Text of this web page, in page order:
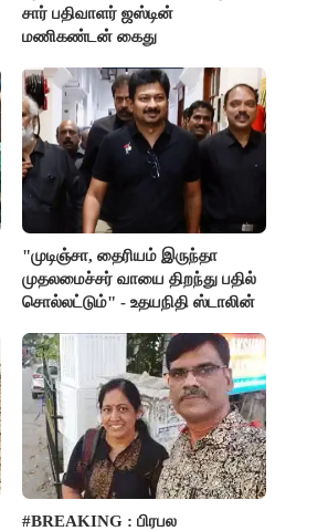
சார் பதிவாளர் ஜஸ்டின்
மணிகண்டன் கைது
"முடிஞ்சா, தைரியம் இருந்தா
முதலமைச்சர் வாயை திறந்து பதில்
சொல்லட்டும்" - உதயநிதி ஸ்டாலின்
#BREAKING : பிரபல